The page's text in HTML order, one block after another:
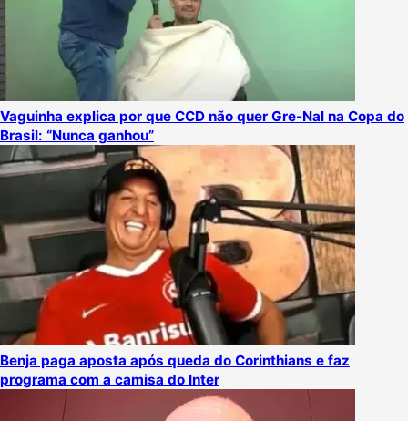
Vaguinha explica por que CCD não quer Gre-Nal na Copa do
Brasil: “Nunca ganhou”
Benja paga aposta após queda do Corinthians e faz
programa com a camisa do Inter